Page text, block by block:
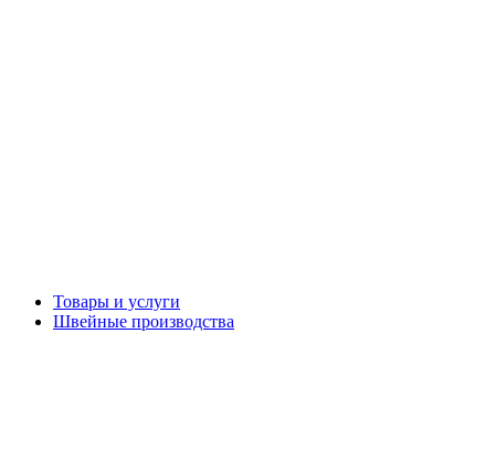
Товары и услуги
Швейные производства